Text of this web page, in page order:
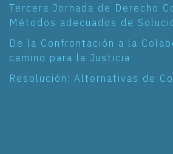
Tercera Jornada de Derecho
Métodos adecuados de
De la Confrontación a la
camino para la Justicia
Resolución: Alternativas de